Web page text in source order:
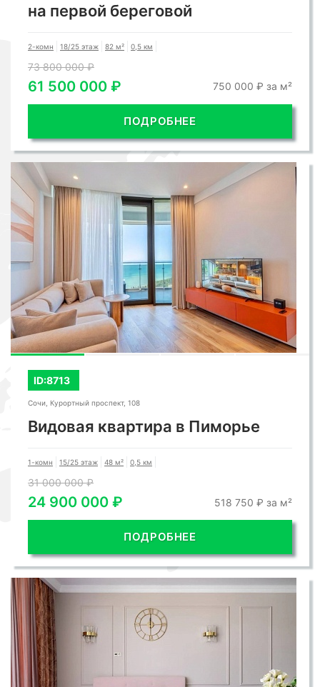
на первой береговой
2-комн 18/25 этаж 82 м² 0,5 км
73 800 000 ₽
61 500 000 ₽ 750 000 ₽ за м²
ПОДРОБНЕЕ
ID:8713
Сочи, Курортный проспект, 108
Видовая квартира в Пиморье
1-комн 15/25 этаж 48 м² 0,5 км
31 000 000 ₽
24 900 000 ₽ 518 750 ₽ за м²
ПОДРОБНЕЕ